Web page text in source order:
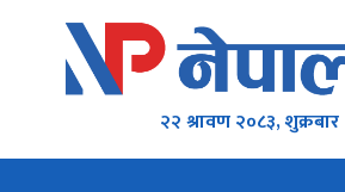
२२ श्रावण २०८३, शुक्रबार